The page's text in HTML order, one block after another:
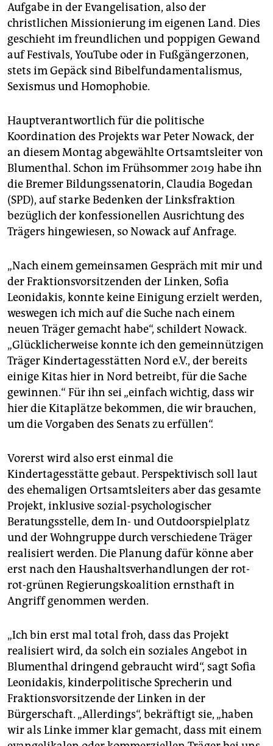
Aufgabe in der Evangelisation, also der
christlichen Missionierung im eigenen Land. Dies
geschieht im freundlichen und poppigen Gewand
auf Festivals, YouTube oder in Fußgängerzonen,
stets im Gepäck sind Bibelfundamentalismus,
Sexismus und Homophobie.
Hauptverantwortlich für die politische
Koordination des Projekts war Peter Nowack, der
an diesem Montag abgewählte Ortsamtsleiter von
Blumenthal. Schon im Frühsommer 2019 habe ihn
die Bremer Bildungssenatorin, Claudia Bogedan
(SPD), auf starke Bedenken der Linksfraktion
bezüglich der konfessionellen Ausrichtung des
Trägers hingewiesen, so Nowack auf Anfrage.
„Nach einem gemeinsamen Gespräch mit mir und
der Fraktionsvorsitzenden der Linken, Sofia
Leonidakis, konnte keine Einigung erzielt werden,
weswegen ich mich auf die Suche nach einem
neuen Träger gemacht habe“, schildert Nowack.
„Glücklicherweise konnte ich den gemeinnützigen
Träger Kindertagesstätten Nord e.V., der bereits
einige Kitas hier in Nord betreibt, für die Sache
gewinnen.“ Für ihn sei „einfach wichtig, dass wir
hier die Kitaplätze bekommen, die wir brauchen,
um die Vorgaben des Senats zu erfüllen“.
Vorerst wird also erst einmal die
Kindertagesstätte gebaut. Perspektivisch soll laut
des ehemaligen Ortsamtsleiters aber das gesamte
Projekt, inklusive sozial-psychologischer
Beratungsstelle, dem In- und Outdoorspielplatz
und der Wohngruppe durch verschiedene Träger
realisiert werden. Die Planung dafür könne aber
erst nach den Haushaltsverhandlungen der rot-
rot-grünen Regierungskoalition ernsthaft in
Angriff genommen werden.
„Ich bin erst mal total froh, dass das Projekt
realisiert wird, da solch ein soziales Angebot in
Blumenthal dringend gebraucht wird“, sagt Sofia
Leonidakis, kinderpolitische Sprecherin und
Fraktionsvorsitzende der Linken in der
Bürgerschaft. „Allerdings“, bekräftigt sie, „haben
wir als Linke immer klar gemacht, dass mit einem